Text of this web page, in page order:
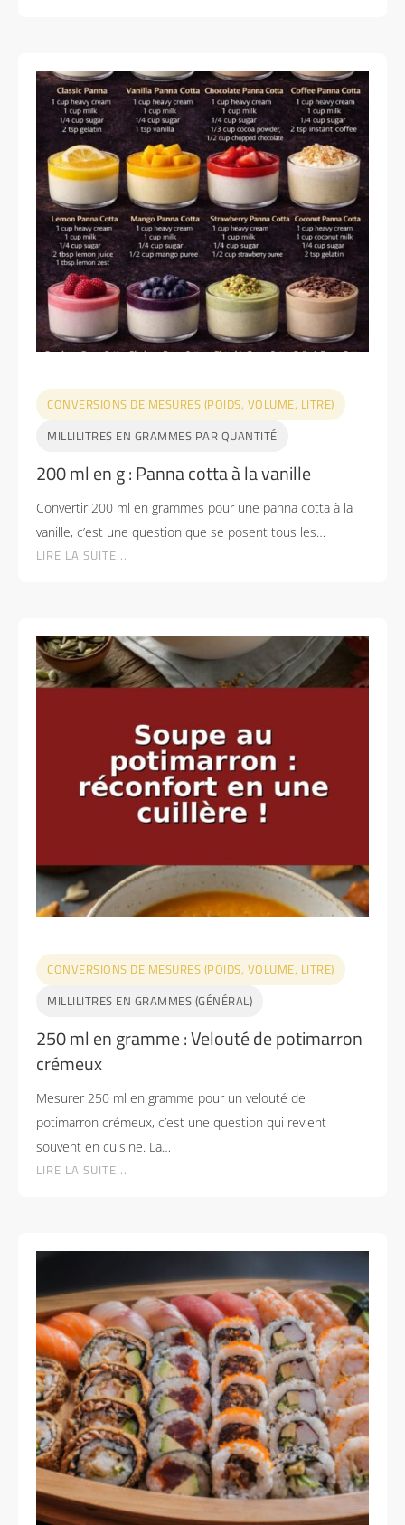
CONVERSIONS DE MESURES (POIDS, VOLUME, LITRE)
MILLILITRES EN GRAMMES PAR QUANTITÉ
200 ml en g : Panna cotta à la vanille
Convertir 200 ml en grammes pour une panna cotta à la
vanille, c’est une question que se posent tous les…
LIRE LA SUITE...
CONVERSIONS DE MESURES (POIDS, VOLUME, LITRE)
MILLILITRES EN GRAMMES (GÉNÉRAL)
250 ml en gramme : Velouté de potimarron
crémeux
Mesurer 250 ml en gramme pour un velouté de
potimarron crémeux, c’est une question qui revient
souvent en cuisine. La…
LIRE LA SUITE...